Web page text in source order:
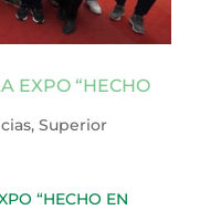
EXPO “HECHO
, Superior
“HECHO EN